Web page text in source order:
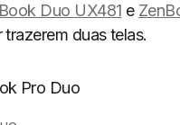
Duo UX481 e
trazerem duas telas.